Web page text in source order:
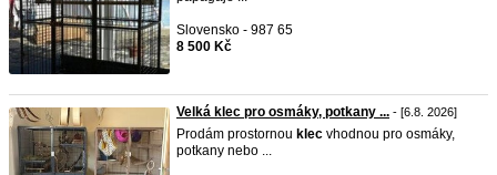
Slovensko - 987 65
8 500 Kč
Velká klec pro osmáky, potkany ... - [6.8. 2026]
Prodám prostornou klec vhodnou pro osmáky,
potkany nebo ...